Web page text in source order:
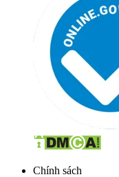
Chính sách